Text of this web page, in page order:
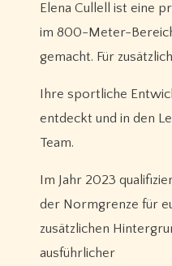
Elena Cullell ist eine
im 800-Meter-
gemacht. Für
Ihre sportliche
entdeckt und in den
Team.
Im Jahr 2023
der Normgrenze für
zusätzlichen
ausführlicher